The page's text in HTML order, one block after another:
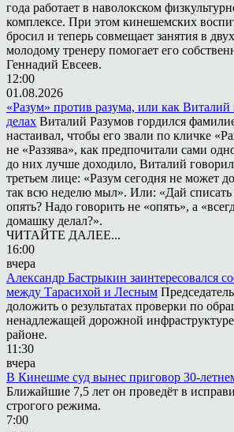
года работает в наволокском
комплексе. При этом кинешемских
бросил и теперь совмещает занятия в
молодому тренеру помогает его
Геннадий Евсеев.
12:00
01.08.2026
«Разум» против разума, или как Виталий
делах Виталий Разумов гордился
настаивал, чтобы его звали по кличке
не «Раззява», как предпочитали сами
до них лучше доходило, Виталий
третьем лице: «Разум сегодня не может
так всю неделю мыл». Или: «Дай
опять? Надо говорить не «опять», а
домашку делал?».
ЧИТАЙТЕ ДАЛЕЕ...
16:00
вчера
Александр Бастрыкин заинтересовался
между Тарасихой и Лесным
доложить о результатах проверки по
ненадлежащей дорожной
районе.
11:30
вчера
В Кинешме суд вынес приговор 30-
Ближайшие 7,5 лет он проведёт в
строгого режима.
7:00